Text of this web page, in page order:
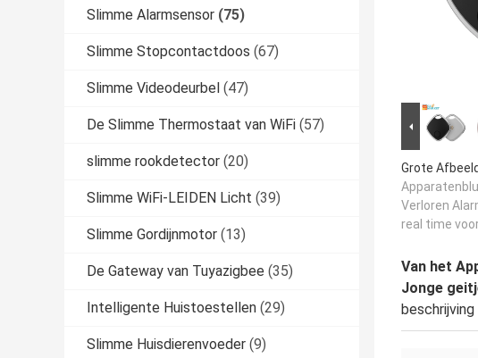
Slimme Alarmsensor (75)
Slimme Stopcontactdoos (67)
Slimme Videodeurbel (47)
De Slimme Thermostaat van WiFi (57)
slimme rookdetector (20)
Slimme WiFi-LEIDEN Licht (39)
Slimme Gordijnmotor (13)
De Gateway van Tuyazigbee (35)
Intelligente Huistoestellen (29)
Slimme Huisdierenvoeder (9)
Grote
Verloren
real time
Van het
Jonge
beschrijving